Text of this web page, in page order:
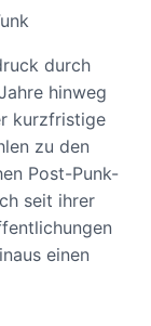
durch
hinweg
kurzfristige
zu den
Post-Punk-
seit ihrer
einen